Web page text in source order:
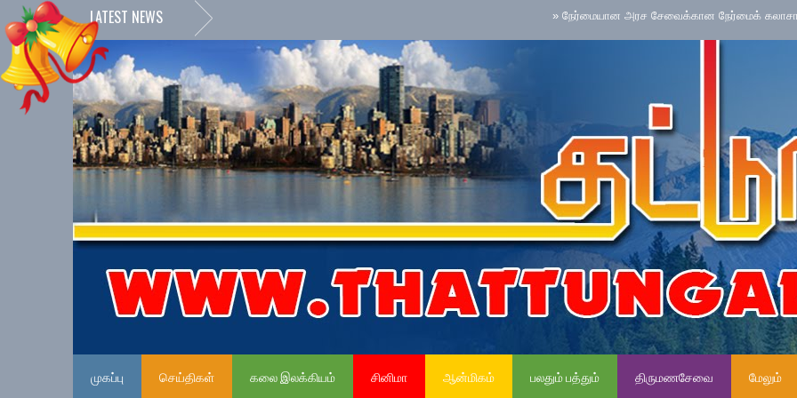
LATEST NEWS நேர்மையான அரச சேவைக்கான நேர்மைக் கலாசாரம் தேசிய
முகப்பு செய்திகள் கலை இலக்கியம் சினிமா ஆன்மிகம் பலதும் பத்தும் திருமணசேவை மேலும்